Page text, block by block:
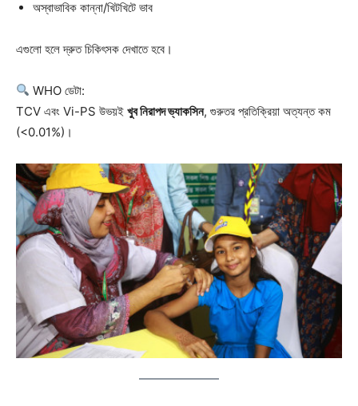
অস্বাভাবিক কান্না/খিটখিটে ভাব
এগুলো হলে দ্রুত চিকিৎসক দেখাতে হবে।
WHO ডেটা:
TCV এবং Vi-PS উভয়ই খুব নিরাপদ ভ্যাকসিন, গুরুতর প্রতিক্রিয়া অত্যন্ত কম
(<0.01%)।